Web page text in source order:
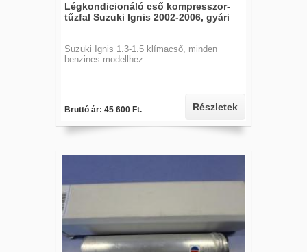
Légkondicionáló cső kompresszor-
tűzfal Suzuki Ignis 2002-2006, gyári
Suzuki Ignis 1.3-1.5 klímacső, minden
benzines modellhez.
Bruttó ár: 45 600 Ft. Részletek